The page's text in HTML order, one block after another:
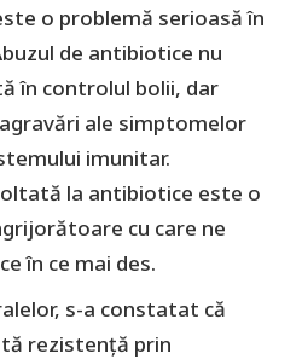
o problemă serioasă în
de antibiotice nu
în controlul bolii, dar
ale simptomelor
imunitar.
la antibiotice este o
cu care ne
în ce mai des.
s-a constatat că
rezistență prin